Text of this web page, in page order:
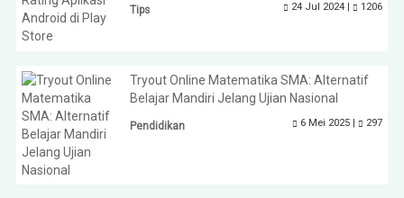
Tips 24 Jul 2024 | 1206
Tryout Online Matematika SMA: Alternatif
Belajar Mandiri Jelang Ujian Nasional
Pendidikan 6 Mei 2025 | 297